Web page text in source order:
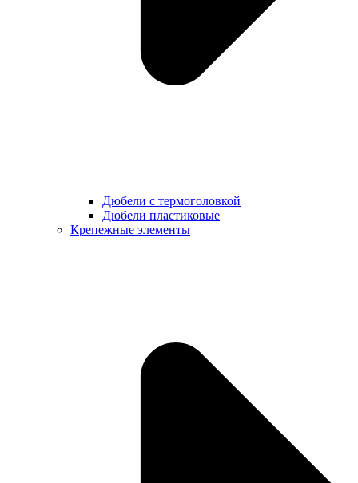
Дюбели с термоголовкой
Дюбели пластиковые
Крепежные элементы